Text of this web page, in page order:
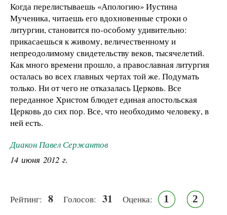
Когда перелистываешь «Апологию» Иустина
Мученика, читаешь его вдохновенные строки о
литургии, становится по-особому удивительно:
прикасаешься к живому, величественному и
непреодолимому свидетельству веков, тысячелетий.
Как много времени прошло, а православная литургия
осталась во всех главных чертах той же. Подумать
только. Ни от чего не отказалась Церковь. Все
переданное Христом блюдет единая апостольская
Церковь до сих пор. Все, что необходимо человеку, в
ней есть.
Диакон Павел Сержантов
14 июня 2012 г.
Рейтинг: 8 Голосов: 31 Оценка: 1 2